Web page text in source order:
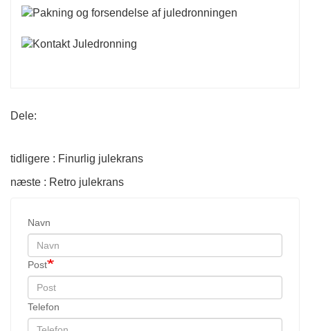
Dele:
tidligere : Finurlig julekrans
næste : Retro julekrans
Navn
Post
Telefon